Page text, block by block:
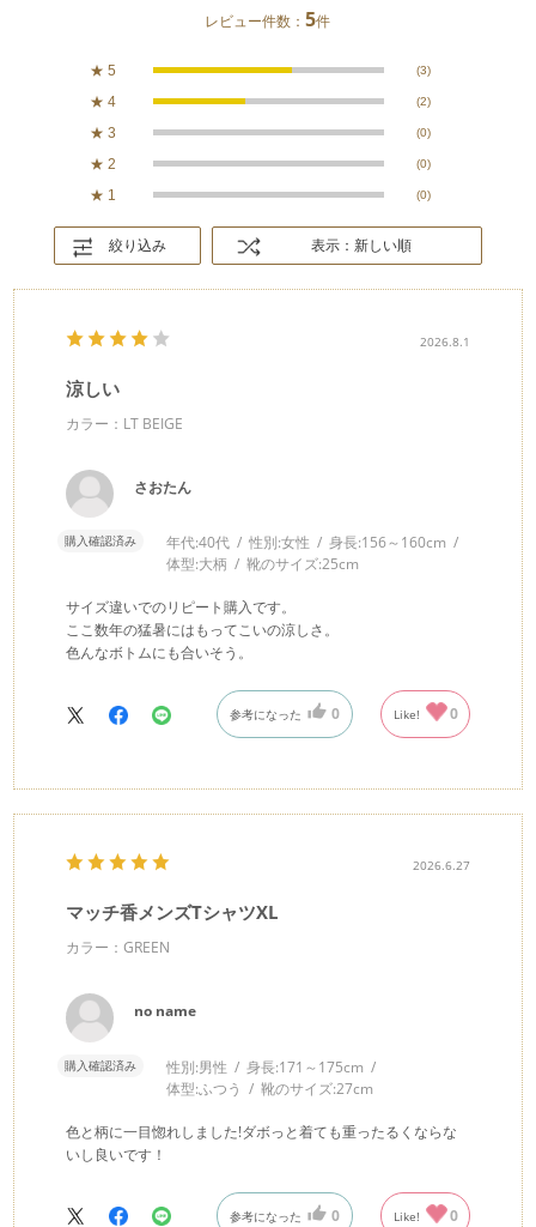
レビュー件数：5件
★ 5 (3)
★ 4 (2)
★ 3 (0)
★ 2 (0)
★ 1 (0)
絞り込み 表示：新しい順
2026.8.1
涼しい
カラー：LT BEIGE
さおたん
購入確認済み 年代:40代 性別:女性 身長:156～160cm
体型:大柄 靴のサイズ:25cm
サイズ違いでのリピート購入です。
ここ数年の猛暑にはもってこいの涼しさ。
色んなボトムにも合いそう。
参考になった 0 Like! 0
2026.6.27
マッチ香メンズTシャツXL
カラー：GREEN
no name
購入確認済み 性別:男性 身長:171～175cm
体型:ふつう 靴のサイズ:27cm
色と柄に一目惚れしました!ダボっと着ても重ったるくならな
いし良いです！
参考になった 0 Like! 0